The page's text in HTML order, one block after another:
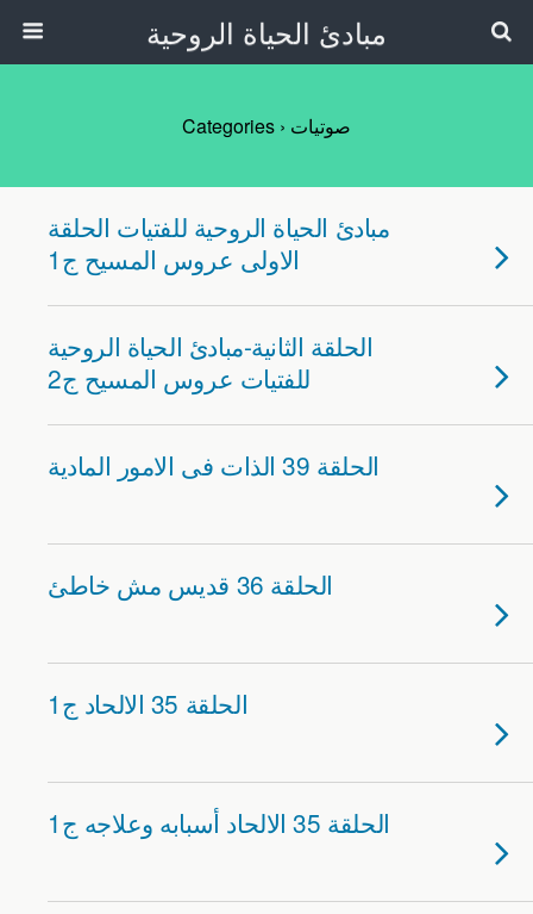
مبادئ الحياة الروحية
Categories › صوتيات
مبادئ الحياة الروحية للفتيات الحلقة
الاولى عروس المسيح ج1
الحلقة الثانية-مبادئ الحياة الروحية
للفتيات عروس المسيح ج2
الحلقة 39 الذات فى الامور المادية
الحلقة 36 قديس مش خاطئ
الحلقة 35 الالحاد ج1
الحلقة 35 الالحاد أسبابه وعلاجه ج1